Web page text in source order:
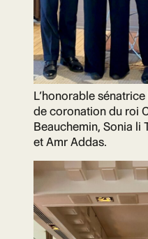
L’honorable
de coronation du roi
Beauchemin, Sonia li
et Amr Addas.